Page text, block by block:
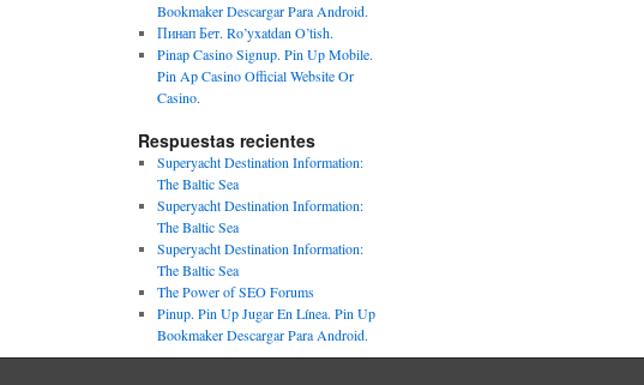
Bookmaker Descargar Para Android.
Пинап Бет. Ro’yxatdan O’tish.
Pinap Casino Signup. Pin Up Mobile.
Pin Ap Casino Official Website Or
Casino.
Respuestas recientes
Superyacht Destination Information:
The Baltic Sea
Superyacht Destination Information:
The Baltic Sea
Superyacht Destination Information:
The Baltic Sea
The Power of SEO Forums
Pinup. Pin Up Jugar En Línea. Pin Up
Bookmaker Descargar Para Android.